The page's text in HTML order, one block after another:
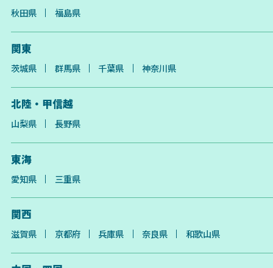
秋田県 福島県
関東
茨城県 群馬県 千葉県 神奈川県
北陸・甲信越
山梨県 長野県
東海
愛知県 三重県
関西
滋賀県 京都府 兵庫県 奈良県 和歌山県